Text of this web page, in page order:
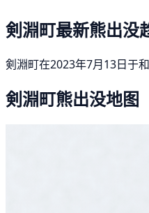
剣淵町最新熊出没
剣淵町在2023年7月13日于
剣淵町熊出没地图